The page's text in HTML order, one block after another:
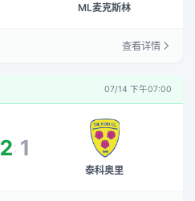
ML麦克斯林
查看详情
07/14 下午07:00
2: 1
泰科奥里